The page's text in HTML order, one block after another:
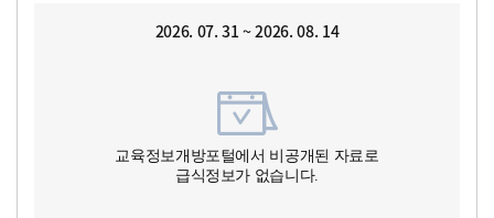
2026. 07. 31 ~ 2026. 08. 14
교육정보개방포털에서 비공개된 자료로
급식정보가 없습니다.